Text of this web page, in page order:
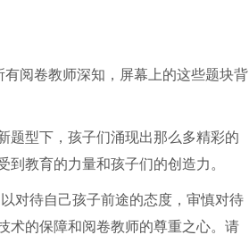
有阅卷教师深知，屏幕上的这些题块背
题型下，孩子们涌现出那么多精彩的
教育的力量和孩子们的创造力。
对待自己孩子前途的态度，审慎对待
术的保障和阅卷教师的尊重之心。请